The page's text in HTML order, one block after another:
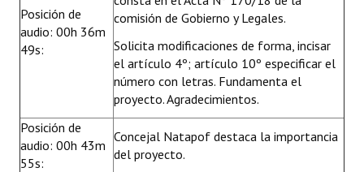
Posición de
audio: 00h 36m
49s:
comisión de Gobierno y Legales.
Solicita modificaciones de forma, incisar
el artículo 4º; artículo 10º especificar el
número con letras. Fundamenta el
proyecto. Agradecimientos.
Posición de
audio: 00h 43m
55s:
Concejal Natapof destaca la importancia
del proyecto.